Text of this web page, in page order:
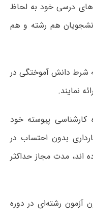
درسی خود به لحاظ
هم رشته و هم
ورودی بهمن ۱۴۰۰ به شرط دانش آموختگی در
کارشناسی پیوسته خود
بدون احتساب در
اند، مدت مجاز حداکثر
رشته‌ای در دوره